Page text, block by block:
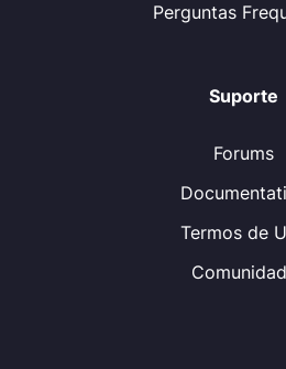
Perguntas
Suporte
Forums
Termos de